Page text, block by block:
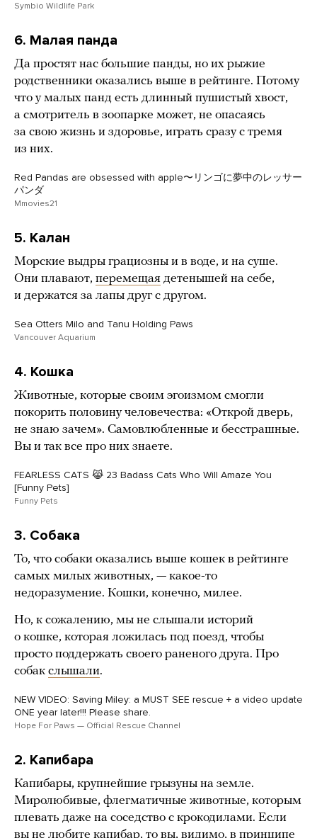
Symbio Wildlife Park
6. Малая панда
Да простят нас большие панды, но их рыжие
родственники оказались выше в рейтинге. Потому
что у малых панд есть длинный пушистый хвост,
а смотритель в зоопарке может, не опасаясь
за свою жизнь и здоровье, играть сразу с тремя
из них.
Red Pandas are obsessed with apple〜リンゴに夢中のレッサー
パンダ
Mmovies21
5. Калан
Морские выдры грациозны и в воде, и на суше.
Они плавают, перемещая детенышей на себе,
и держатся за лапы друг с другом.
Sea Otters Milo and Tanu Holding Paws
Vancouver Aquarium
4. Кошка
Животные, которые своим эгоизмом смогли
покорить половину человечества: «Открой дверь,
не знаю зачем». Самовлюбленные и бесстрашные.
Вы и так все про них знаете.
FEARLESS CATS 😹 23 Badass Cats Who Will Amaze You
[Funny Pets]
Funny Pets
3. Собака
То, что собаки оказались выше кошек в рейтинге
самых милых животных, — какое-то
недоразумение. Кошки, конечно, милее.
Но, к сожалению, мы не слышали историй
о кошке, которая ложилась под поезд, чтобы
просто поддержать своего раненого друга. Про
собак слышали.
NEW VIDEO: Saving Miley: a MUST SEE rescue + a video update
ONE year later!!! Please share.
Hope For Paws — Official Rescue Channel
2. Капибара
Капибары, крупнейшие грызуны на земле.
Миролюбивые, флегматичные животные, которым
плевать даже на соседство с крокодилами. Если
вы не любите капибар, то вы, видимо, в принципе